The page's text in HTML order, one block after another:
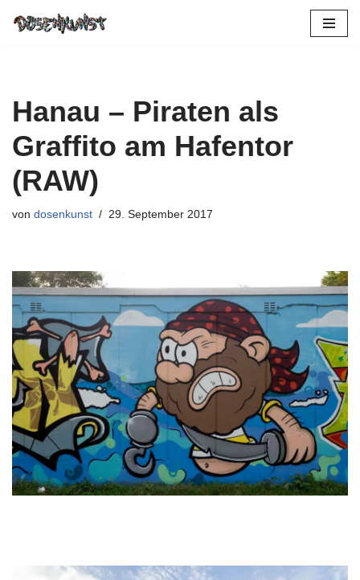
Hanau – Piraten als
Graffito am Hafentor
(RAW)
von dosenkunst 29. September 2017